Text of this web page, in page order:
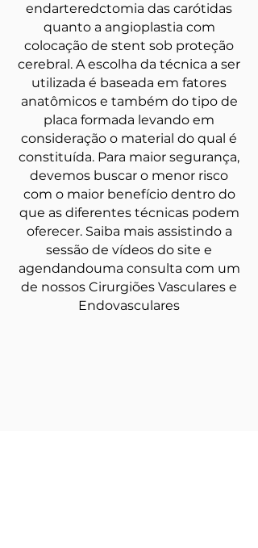
endarteredctomia das carótidas
quanto a angioplastia com
colocação de stent sob proteção
cerebral. A escolha da técnica a ser
utilizada é baseada em fatores
anatômicos e também do tipo de
placa formada levando em
consideração o material do qual é
constituída. Para maior segurança,
devemos buscar o menor risco
com o maior benefício dentro do
que as diferentes técnicas podem
oferecer. Saiba mais assistindo a
sessão de vídeos do site e
agendandouma consulta com um
de nossos Cirurgiões Vasculares e
Endovasculares